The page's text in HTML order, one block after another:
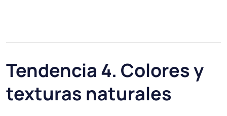
Tendencia 4. Colores y
texturas naturales